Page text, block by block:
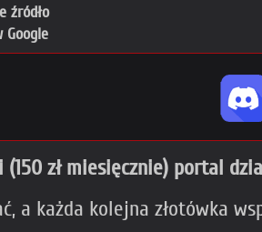
źródło
(150 zł miesięcznie) portal
a każda kolejna złotówka